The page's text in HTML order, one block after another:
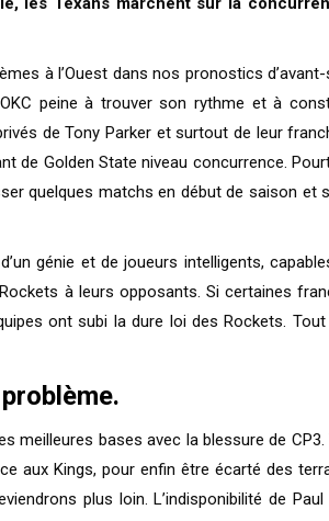
à l’Ouest dans nos pronostics
peine à trouver son rythme et à
de Tony Parker et surtout de leur
de Golden State niveau concurrence.
quelques matchs en début de saison et
génie et de joueurs intelligents,
à leurs opposants. Si certaines
ont subi la dure loi des Rockets.
meilleures bases avec la blessure de
aux Kings, pour enfin être écarté des
plus loin. L’indisponibilité de